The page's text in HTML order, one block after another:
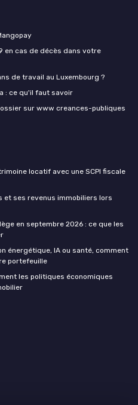
en cas de décès dans votre
de travail au Luxembourg ?
: ce qu'il faut savoir
sur www creances-publiques
locatif avec une SCPI fiscale
et ses revenus immobiliers lors
en septembre 2026 : ce que les
énergétique, IA ou santé, comment
portefeuille
les politiques économiques